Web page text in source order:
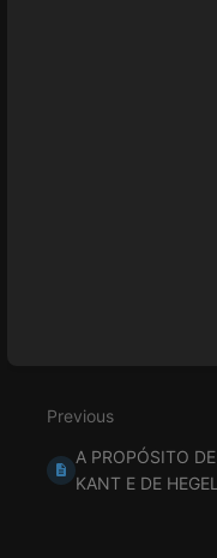
Previous
A PROPÓSITO DE
KANT E DE HEGEL